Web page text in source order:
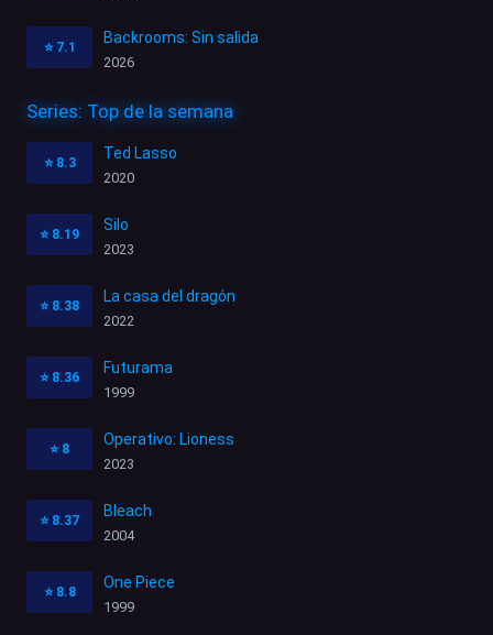
⭐ 7.1
Backrooms: Sin salida
2026
Series: Top de la semana
⭐ 8.3
Ted Lasso
2020
⭐ 8.19
Silo
2023
⭐ 8.38
La casa del dragón
2022
⭐ 8.36
Futurama
1999
⭐ 8
Operativo: Lioness
2023
⭐ 8.37
Bleach
2004
⭐ 8.8
One Piece
1999